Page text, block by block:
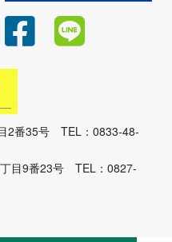
2番35号 TEL：0833-48-
目9番23号 TEL：0827-